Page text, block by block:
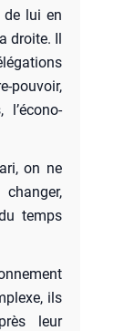
de lui en
droite. Il
pou­voir,
l’é­co­no­
on ne
temps
ils
leur